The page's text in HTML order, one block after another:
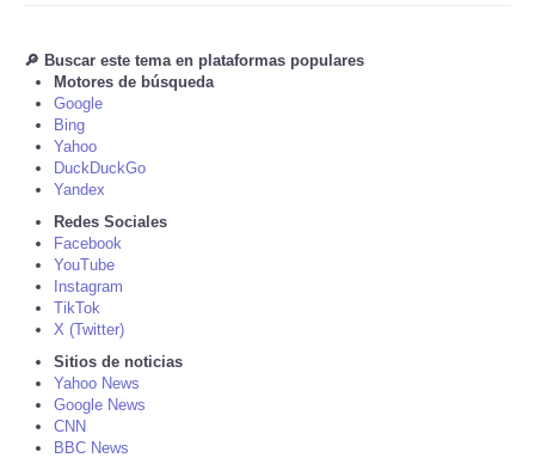
Tiempo
CATEGORIES
CARTOONS
CONTACT
SEARCH
SHOPPING
Daily Deals
🔎 Buscar este tema en plataformas populares
Motores de búsqueda
Google
Bing
Yahoo
DuckDuckGo
Yandex
Redes Sociales
Facebook
YouTube
Instagram
TikTok
X (Twitter)
Sitios de noticias
Yahoo News
Google News
CNN
BBC News